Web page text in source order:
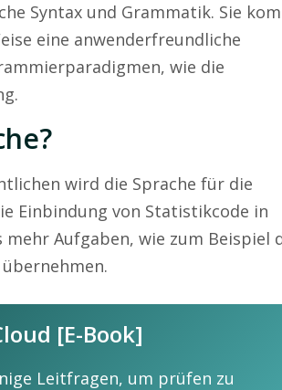
Syntax und Grammatik. Sie
eine anwenderfreundliche
wie die
wird die Sprache für die
Einbindung von Statistikcode in
Aufgaben, wie zum Beispiel
[E-Book]
Leitfragen, um prüfen zu